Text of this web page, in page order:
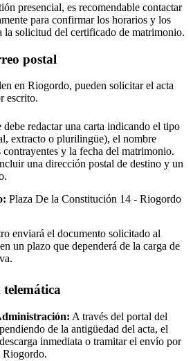
presencial, es recomendable contactar
para confirmar los horarios y los
la solicitud del certificado de matrimonio.
postal
en Riogordo, pueden solicitar el acta
escrito.
debe redactar una carta indicando el tipo
extracto o plurilingüe), el nombre
contrayentes y la fecha del matrimonio.
una dirección postal de destino y un
Plaza De la Constitución 14 - Riogordo
enviará el documento solicitado al
un plazo que dependerá de la carga de
A través del portal del
de la antigüedad del acta, el
inmediata o tramitar el envío por
Riogordo.